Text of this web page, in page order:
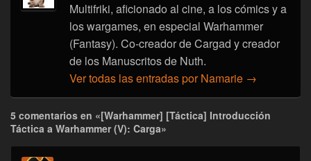
Multifriki, aficionado al cine, a los cómics y a
los wargames, en especial Warhammer
(Fantasy). Co-creador de Cargad y creador
de los Manuscritos de Nuth.
Ver todas las entradas por Namarie →
5 comentarios en «[Warhammer] [Táctica] Introducción
Táctica a Warhammer (V): Carga»